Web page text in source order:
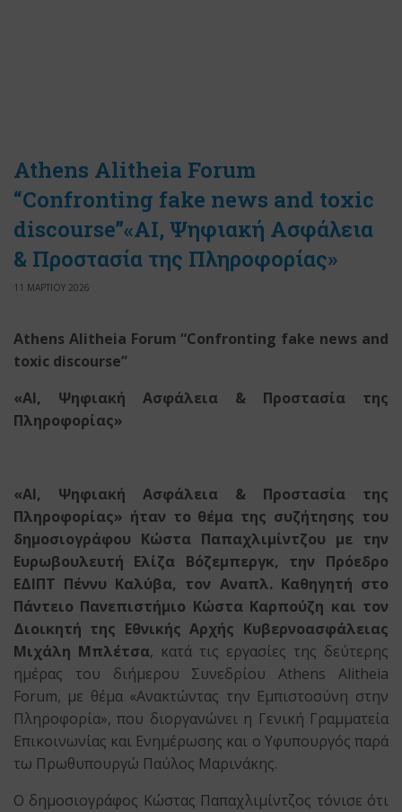
Athens Alitheia Forum
“Confronting fake news and toxic
discourse”«AI, Ψηφιακή Ασφάλεια
& Προστασία της Πληροφορίας»
11 ΜΑΡΤΙΟΥ 2026
Athens Alitheia Forum “Confronting fake news and
toxic discourse”
«AI, Ψηφιακή Ασφάλεια & Προστασία της
Πληροφορίας»
«AI, Ψηφιακή Ασφάλεια & Προστασία της
Πληροφορίας» ήταν το θέμα της συζήτησης του
δημοσιογράφου Κώστα Παπαχλιμίντζου με την
Ευρωβουλευτή Ελίζα Βόζεμπεργκ, την Πρόεδρο
ΕΔΙΠΤ Πέννυ Καλύβα, τον Αναπλ. Καθηγητή στο
Πάντειο Πανεπιστήμιο Κώστα Καρπούζη και τον
Διοικητή της Εθνικής Αρχής Κυβερνοασφάλειας
Μιχάλη Μπλέτσα, κατά τις εργασίες της δεύτερης
ημέρας του διήμερου Συνεδρίου Athens Alitheia
Forum, με θέμα «Ανακτώντας την Εμπιστοσύνη στην
Πληροφορία», που διοργανώνει η Γενική Γραμματεία
Επικοινωνίας και Ενημέρωσης και ο Υφυπουργός παρά
τω Πρωθυπουργώ Παύλος Μαρινάκης.
Ο δημοσιογράφος Κώστας Παπαχλιμίντζος τόνισε ότι